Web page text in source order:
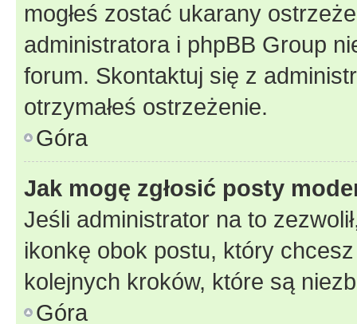
mogłeś zostać ukarany
administratora i phpBB Group
forum. Skontaktuj się z
otrzymałeś ostrzeżenie.
Góra
Jak mogę zgłosić posty
Jeśli administrator na to
ikonkę obok postu, który
kolejnych kroków, które są
Góra